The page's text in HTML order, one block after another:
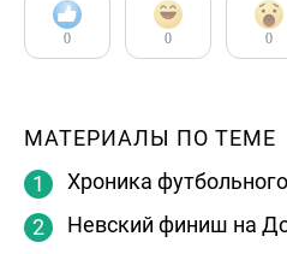
0 0 0
МАТЕРИАЛЫ ПО ТЕМЕ
Хроника
Невский финиш на